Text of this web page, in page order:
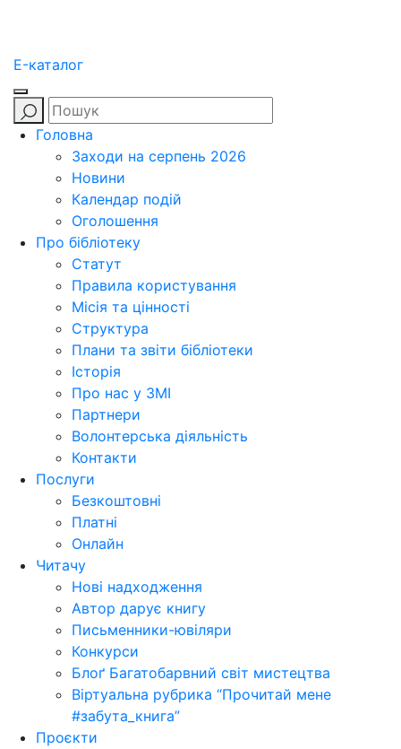
E-каталог
Головна
Заходи на серпень 2026
Новини
Календар подій
Оголошення
Про бібліотеку
Статут
Правила користування
Місія та цінності
Структура
Плани та звіти бібліотеки
Історія
Про нас у ЗМІ
Партнери
Волонтерська діяльність
Контакти
Послуги
Безкоштовні
Платні
Онлайн
Читачу
Нові надходження
Автор дарує книгу
Письменники-ювіляри
Конкурси
Блоґ Багатобарвний світ мистецтва
Віртуальна рубрика “Прочитай мене
#забута_книга”
Проєкти